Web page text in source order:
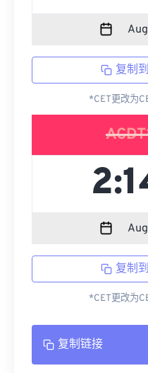
复制
*CET更改为
复制
*CET更改为
复制链接